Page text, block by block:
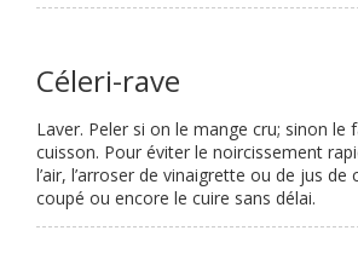
Céleri-rave
Laver. Peler si on le mange cru; sinon le
cuisson. Pour éviter le noircissement
l’air, l’arroser de vinaigrette ou de jus de
coupé ou encore le cuire sans délai.